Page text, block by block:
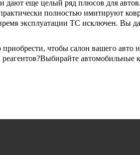
дают еще целый ряд плюсов для
полностью имитируют
эксплуатации ТС исключен. Вы
чтобы салон вашего авто
реагентов?Выбирайте